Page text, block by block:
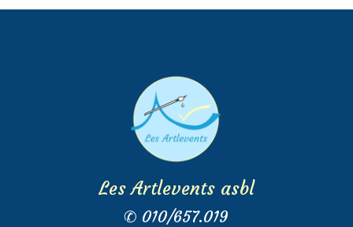
Les Artlevents asbl
✆ 010/657.019